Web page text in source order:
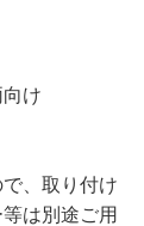
け
、取り付け
は別途ご用